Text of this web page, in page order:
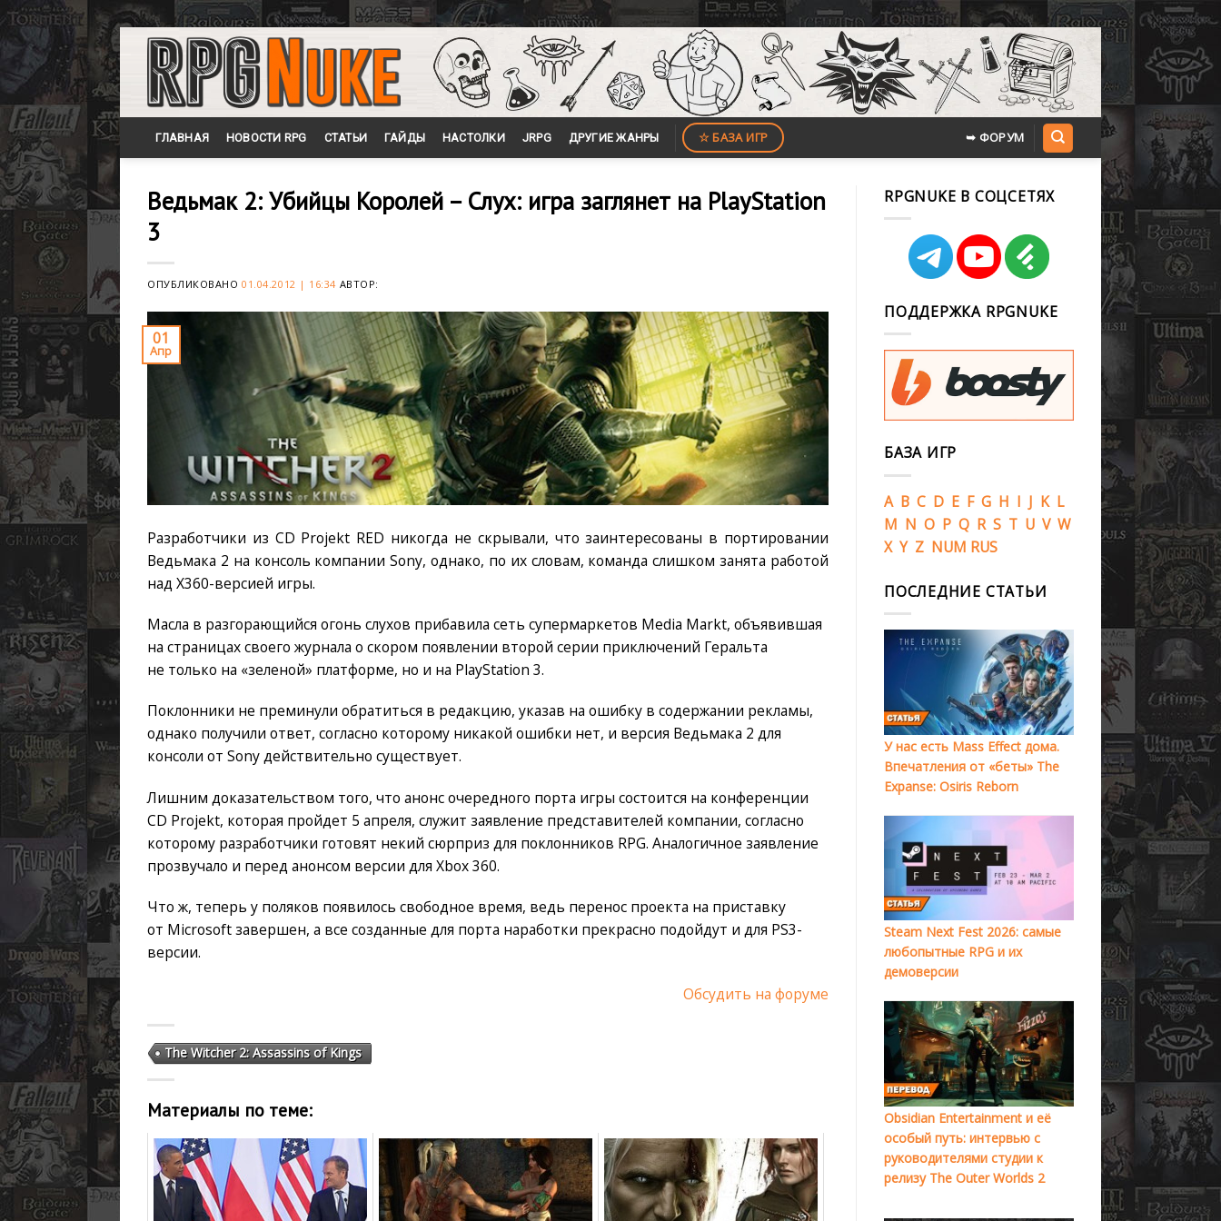
Skip
content
ГЛАВНАЯ НОВОСТИ RPG СТАТЬИ ГАЙДЫ НАСТОЛКИ JRPG ДРУГИЕ ЖАНРЫ ☆ БАЗА ИГР ➥ ФОРУМ
Ведьмак 2: Убийцы Королей – Слух: игра заглянет на PlayStation
3
ОПУБЛИКОВАНО01.04.2012 | 16:34 АВТОР:
01
Апр
Разработчики из CD Projekt RED никогда не скрывали, что заинтересованы в портировании
Ведьмака 2 на консоль компании Sony, однако, по их словам, команда слишком занята работой
над X360-версией игры.
Масла в разгорающийся огонь слухов прибавила сеть супермаркетов Media Markt, объявившая
на страницах своего журнала о скором появлении второй серии приключений Геральта
не только на «зеленой» платформе, но и на PlayStation 3.
Поклонники не преминули обратиться в редакцию, указав на ошибку в содержании рекламы,
однако получили ответ, согласно которому никакой ошибки нет, и версия Ведьмака 2 для
консоли от Sony действительно существует.
Лишним доказательством того, что анонс очередного порта игры состоится на конференции
CD Projekt, которая пройдет 5 апреля, служит заявление представителей компании, согласно
которому разработчики готовят некий сюрприз для поклонников RPG. Аналогичное заявление
прозвучало и перед анонсом версии для Xbox 360.
Что ж, теперь у поляков появилось свободное время, ведь перенос проекта на приставку
от Microsoft завершен, а все созданные для порта наработки прекрасно подойдут и для PS3-
версии.
Обсудить на форуме
The Witcher 2: Assassins of Kings
Материалы по теме:
RPGNUKE В СОЦСЕТЯХ
ПОДДЕРЖКА RPGNUKE
БАЗА ИГР
A B C D E F G H I J K L
M N O P Q R S T U V W
X Y Z NUM RUS
ПОСЛЕДНИЕ СТАТЬИ
У нас есть Mass Effect дома.
Впечатления от «беты» The
Expanse: Osiris Reborn
Steam Next Fest 2026: самые
любопытные RPG и их
демоверсии
Obsidian Entertainment и её
особый путь: интервью с
руководителями студии к
релизу The Outer Worlds 2